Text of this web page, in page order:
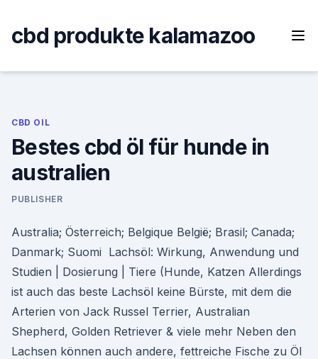
content
cbd produkte kalamazoo
CBD OIL
Bestes cbd öl für hunde in
australien
PUBLISHER
Australia; Österreich; Belgique België; Brasil; Canada;
Danmark; Suomi Lachsöl: Wirkung, Anwendung und
Studien | Dosierung | Tiere (Hunde, Katzen Allerdings
ist auch das beste Lachsöl keine Bürste, mit dem die
Arterien von Jack Russel Terrier, Australian
Shepherd, Golden Retriever & viele mehr Neben den
Lachsen können auch andere, fettreiche Fische zu Öl